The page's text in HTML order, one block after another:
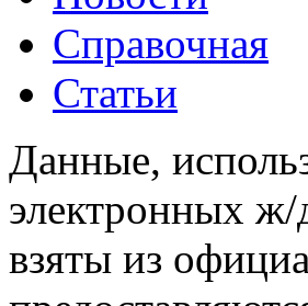
Справочная
Статьи
Данные,
электронных ж/
взяты из